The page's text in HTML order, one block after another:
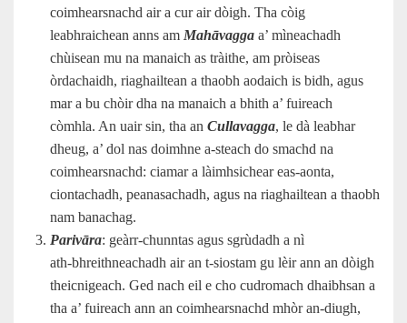
coimhearsnachd air a cur air dòigh. Tha còig
leabhraichean anns am Mahāvagga a’ mìneachadh
chùisean mu na manaich as tràithe, am pròiseas
òrdachaidh, riaghailtean a thaobh aodaich is bidh, agus
mar a bu chòir dha na manaich a bhith a’ fuireach
còmhla. An uair sin, tha an Cullavagga, le dà leabhar
dheug, a’ dol nas doimhne a‑steach do smachd na
coimhearsnachd: ciamar a làimhsichear eas-aonta,
ciontachadh, peanasachadh, agus na riaghailtean a thaobh
nam banachag.
Parivāra: geàrr‑chunntas agus sgrùdadh a nì
ath‑bhreithneachadh air an t‑siostam gu lèir ann an dòigh
theicnigeach. Ged nach eil e cho cudromach dhaibhsan a
tha a’ fuireach ann an coimhearsnachd mhòr an‑diugh,